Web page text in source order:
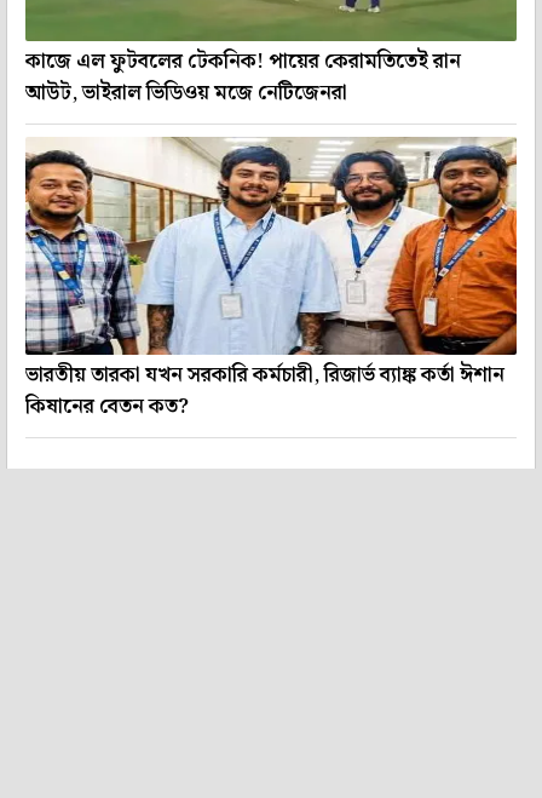
কাজে এল ফুটবলের টেকনিক! পায়ের কেরামতিতেই রান
আউট, ভাইরাল ভিডিওয় মজে নেটিজেনরা
ভারতীয় তারকা যখন সরকারি কর্মচারী, রিজার্ভ ব্যাঙ্ক কর্তা ঈশান
কিষানের বেতন কত?